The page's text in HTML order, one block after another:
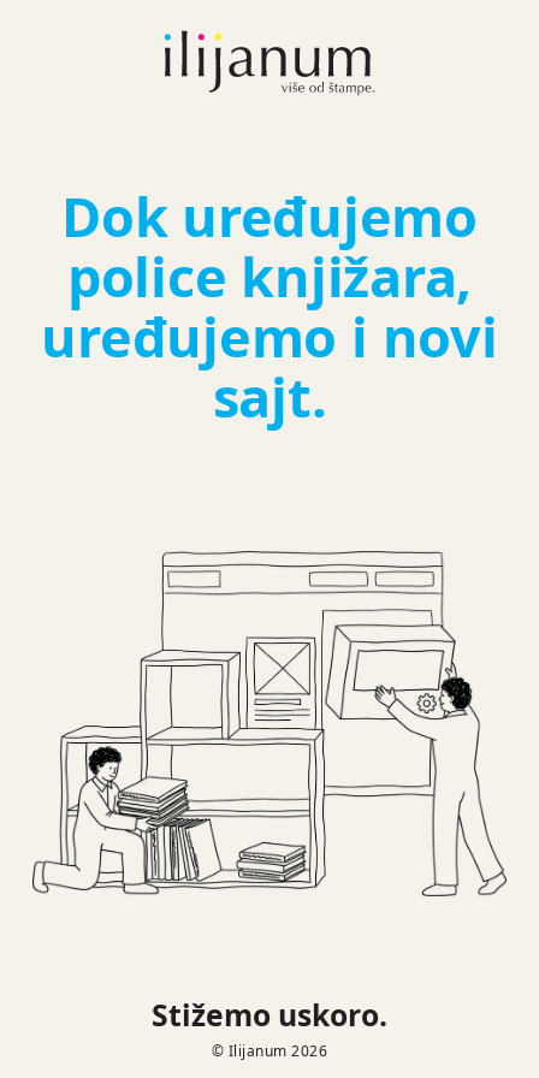
Dok uređujemo
police knjižara,
uređujemo i novi
sajt.
Stižemo uskoro.
© Ilijanum 2026